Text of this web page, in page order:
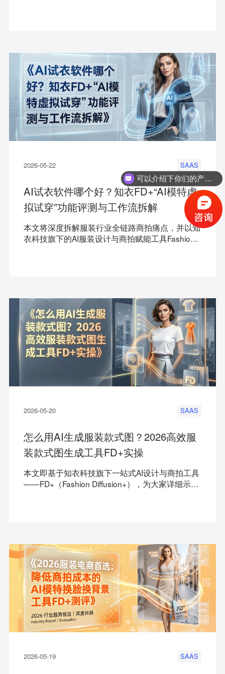
2026-05-22 SAAS
AI试衣软件哪个好？知衣FD+“AI模特虚
拟试穿”功能评测与工作流拆解
本文将深度拆解服装行业全链路商拍痛点，并以知
衣科技旗下的AI服装设计与商拍赋能工具Fashion
2026-05-20 SAAS
怎么用AI生成服装款式图？2026高效服
装款式图生成工具FD+实操
本文即基于知衣科技旗下一站式AI设计与商拍工具
——FD+（Fashion Diffusion+），为大家详细示范
2026-05-19 SAAS
可以介绍下你们的产品么？